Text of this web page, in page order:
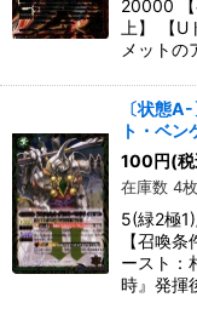
20000 【
上】 【U
メットの
〔状態
ト・ベ
100 円(
在庫数 4枚
5(緑2極
【召喚
ースト：
時』発揮